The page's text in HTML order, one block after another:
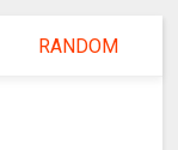
RANDOM